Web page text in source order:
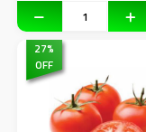
27%
OFF